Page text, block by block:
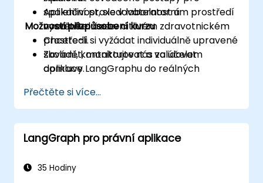
spolehlivost, sledovatelnost a
vysvětlitelnost v citlivém zdravotnickém
prostředí.
Zavádět, monitorovat a validovat
aplikace LangGraphu do reálných
Aplikační praxe v laboratorním prostředí
v reálném čase.
Možnosti přizpůsobení kurzu
Chcete-li si vyžádat individuálně upravené
školení, kontaktujte nás za účelem
domluvy.
Přečtěte si více...
LangGraph pro právní aplikace
35 Hodiny